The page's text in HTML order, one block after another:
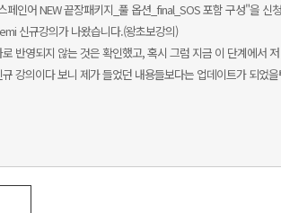
페인어 NEW 끝장패키지_풀 옵션_final_SOS 포함 구성"을
신규강의가 나왔습니다.(왕초보강의)
반영되지 않는 것은 확인했고, 혹시 그럼 지금 이 단계에서
강의이다 보니 제가 들었던 내용들보다는 업데이트가 되었